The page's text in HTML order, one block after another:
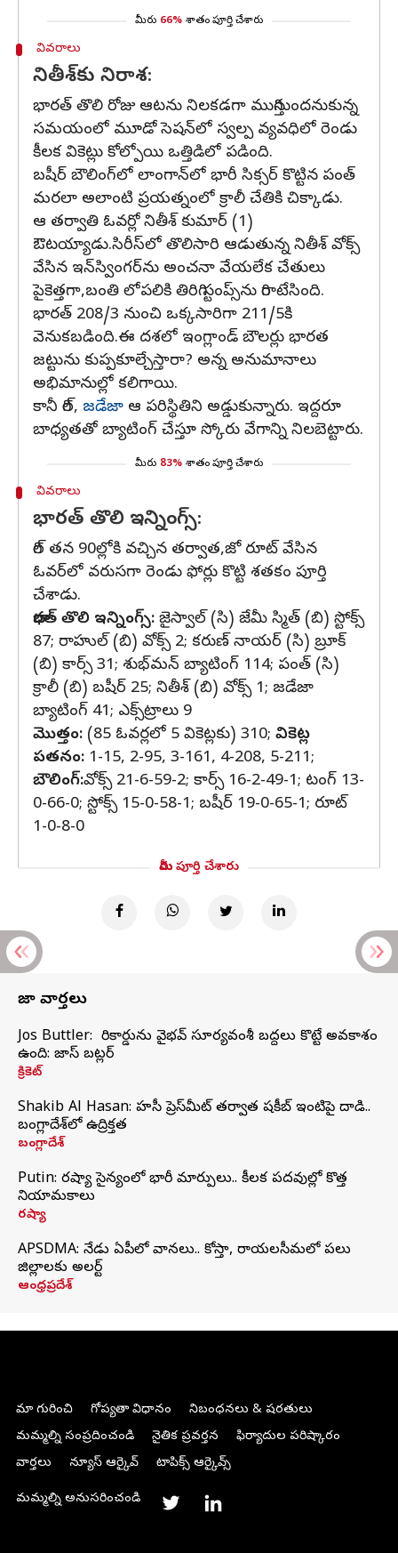
మీరు 66% శాతం పూర్తి చేశారు
వివరాలు
నితీశ్‌కు నిరాశ:
భారత్‌ తొలి రోజు ఆటను నిలకడగా ముగిస్తుందనుకున్న
సమయంలో మూడో సెషన్‌లో స్వల్ప వ్యవధిలో రెండు
కీలక వికెట్లు కోల్పోయి ఒత్తిడిలో పడింది.
బషీర్‌ బౌలింగ్‌లో లాంగాన్‌లో భారీ సిక్సర్ కొట్టిన పంత్‌
మరలా అలాంటి ప్రయత్నంలో క్రాలీ చేతికి చిక్కాడు.
ఆ తర్వాతి ఓవర్లో నితీశ్‌ కుమార్‌ (1)
ఔటయ్యాడు.సిరీస్‌లో తొలిసారి ఆడుతున్న నితీశ్‌ వోక్స్‌
వేసిన ఇన్‌స్వింగర్‌ను అంచనా వేయలేక చేతులు
పైకెత్తగా,బంతి లోపలికి తిరిగి స్టంప్స్‌ను గిరాటేసింది.
భారత్‌ 208/3 నుంచి ఒక్కసారిగా 211/5కి
వెనుకబడింది.ఈ దశలో ఇంగ్లాండ్ బౌలర్లు భారత
జట్టును కుప్పకూల్చేస్తారా? అన్న అనుమానాలు
అభిమానుల్లో కలిగాయి.
కానీ గిల్‌, జడేజా ఆ పరిస్థితిని అడ్డుకున్నారు. ఇద్దరూ
బాధ్యతతో బ్యాటింగ్‌ చేస్తూ స్కోరు వేగాన్ని నిలబెట్టారు.
మీరు 83% శాతం పూర్తి చేశారు
వివరాలు
భారత్‌ తొలి ఇన్నింగ్స్‌:
గిల్‌ తన 90ల్లోకి వచ్చిన తర్వాత,జో రూట్‌ వేసిన
ఓవర్‌లో వరుసగా రెండు ఫోర్లు కొట్టి శతకం పూర్తి
చేశాడు.
భారత్‌ తొలి ఇన్నింగ్స్‌: జైస్వాల్‌ (సి) జేమీ స్మిత్‌ (బి) స్టోక్స్‌
87; రాహుల్‌ (బి) వోక్స్‌ 2; కరుణ్‌ నాయర్‌ (సి) బ్రూక్‌
(బి) కార్స్‌ 31; శుభ్‌మన్‌ బ్యాటింగ్‌ 114; పంత్‌ (సి)
క్రాలీ (బి) బషీర్‌ 25; నితీశ్‌ (బి) వోక్స్‌ 1; జడేజా
బ్యాటింగ్‌ 41; ఎక్స్‌ట్రాలు 9
మొత్తం: (85 ఓవర్లలో 5 వికెట్లకు) 310; వికెట్ల
పతనం: 1-15, 2-95, 3-161, 4-208, 5-211;
బౌలింగ్‌:వోక్స్‌ 21-6-59-2; కార్స్‌ 16-2-49-1; టంగ్‌ 13-
0-66-0; స్టోక్స్‌ 15-0-58-1; బషీర్‌ 19-0-65-1; రూట్‌
1-0-8-0
మీరు పూర్తి చేశారు
తాజా వార్తలు
Jos Buttler: నా రికార్డును వైభవ్ సూర్యవంశీ బద్దలు కొట్టే అవకాశం
ఉంది: జాస్ బట్లర్
క్రికెట్
Shakib Al Hasan: హసీనా ప్రెస్‌మీట్‌ తర్వాత షకీబ్‌ ఇంటిపై దాడి..
బంగ్లాదేశ్‌లో ఉద్రిక్తత
బంగ్లాదేశ్
Putin: రష్యా సైన్యంలో భారీ మార్పులు.. కీలక పదవుల్లో కొత్త
నియామకాలు
రష్యా
APSDMA: నేడు ఏపీలో వానలు.. కోస్తా, రాయలసీమలో పలు
జిల్లాలకు అలర్ట్
ఆంధ్రప్రదేశ్
మా గురించి గోప్యతా విధానం
నిబంధనలు & షరతులు
మమ్మల్ని సంప్రదించండి
నైతిక ప్రవర్తన
ఫిర్యాదుల పరిష్కారం
వార్తలు
న్యూస్ ఆర్కైవ్ టాపిక్స్ ఆర్కైవ్స్
మమ్మల్ని అనుసరించండి